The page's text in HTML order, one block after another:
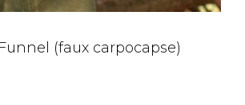
(faux carpocapse)